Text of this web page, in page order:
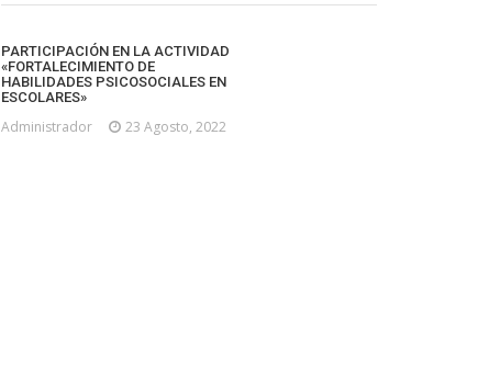
PARTICIPACIÓN EN LA ACTIVIDAD
«FORTALECIMIENTO DE
HABILIDADES PSICOSOCIALES EN
ESCOLARES»
Administrador 23 Agosto, 2022